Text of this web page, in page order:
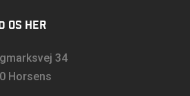
OS HER
34
Horsens